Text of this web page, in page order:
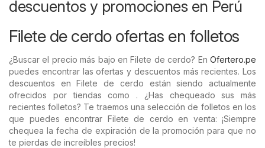
descuentos y promociones en Perú
Filete de cerdo ofertas en folletos
¿Buscar el precio más bajo en Filete de cerdo? En Ofertero.pe
puedes encontrar las ofertas y descuentos más recientes. Los
descuentos en Filete de cerdo están siendo actualmente
ofrecidos por tiendas como . ¿Has chequeado sus más
recientes folletos? Te traemos una selección de folletos en los
que puedes encontrar Filete de cerdo en venta: ¡Siempre
chequea la fecha de expiración de la promoción para que no
te pierdas de increíbles precios!